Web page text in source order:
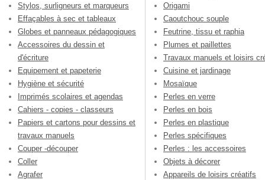
Stylos, surligneurs et marqueurs
Effaçables à sec et tableaux
Globes et panneaux pédagogiques
Accessoires du dessin et
d'écriture
Equipement et papeterie
Hygiène et sécurité
Imprimés scolaires et agendas
Cahiers - copies - classeurs
Papiers et cartons pour dessins et
travaux manuels
Couper -découper
Coller
Agrafer
Origami
Caoutchouc souple
Feutrine, tissu et raphia
Plumes et paillettes
Travaux manuels et loisirs
Cuisine et jardinage
Mosaïque
Perles en verre
Perles en bois
Perles en plastique
Perles spécifiques
Perles : les accessoires
Objets à décorer
Appareils de loisirs créatifs